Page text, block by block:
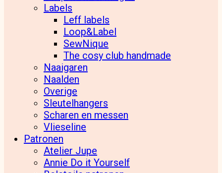
Labels
Leff labels
Loop&Label
SewNique
The cosy club handmade
Naaigaren
Naalden
Overige
Sleutelhangers
Scharen en messen
Vlieseline
Patronen
Atelier Jupe
Annie Do it Yourself